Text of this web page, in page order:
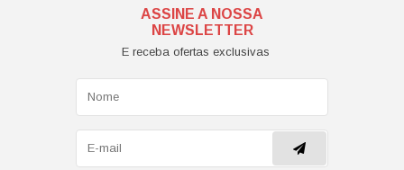
ASSINE A NOSSA
NEWSLETTER
E receba ofertas exclusivas